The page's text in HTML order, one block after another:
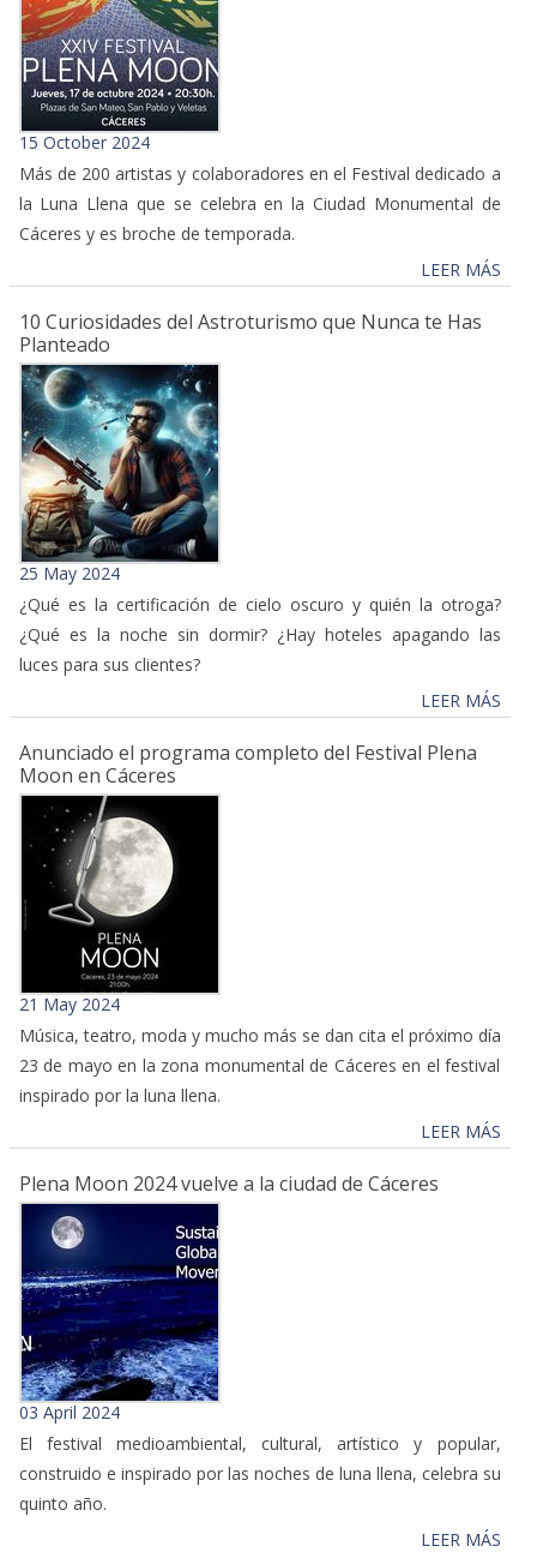
15 October 2024
Más de 200 artistas y colaboradores en el Festival dedicado a
la Luna Llena que se celebra en la Ciudad Monumental de
Cáceres y es broche de temporada.
LEER MÁS
10 Curiosidades del Astroturismo que Nunca te Has
Planteado
25 May 2024
¿Qué es la certificación de cielo oscuro y quién la otroga?
¿Qué es la noche sin dormir? ¿Hay hoteles apagando las
luces para sus clientes?
LEER MÁS
Anunciado el programa completo del Festival Plena
Moon en Cáceres
21 May 2024
Música, teatro, moda y mucho más se dan cita el próximo día
23 de mayo en la zona monumental de Cáceres en el festival
inspirado por la luna llena.
LEER MÁS
Plena Moon 2024 vuelve a la ciudad de Cáceres
03 April 2024
El festival medioambiental, cultural, artístico y popular,
construido e inspirado por las noches de luna llena, celebra su
quinto año.
LEER MÁS